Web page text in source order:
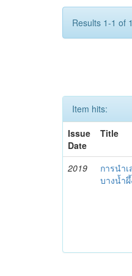
Results 1-1 of
Item hits:
Issue
Date
Title
2019
การนำ
บางน้ำ